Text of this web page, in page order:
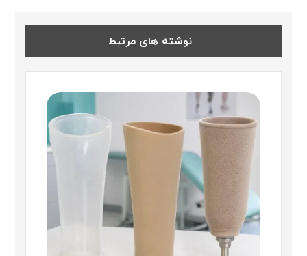
نوشته های مرتبط